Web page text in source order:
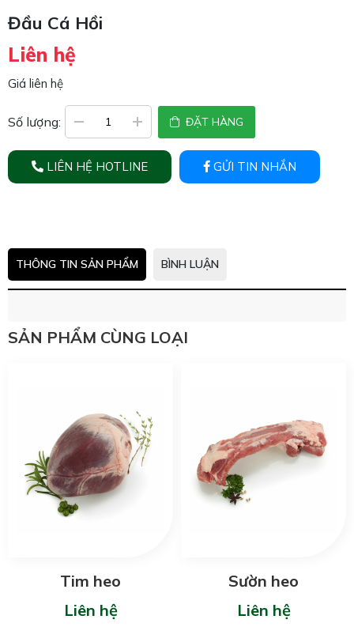
Đầu Cá Hồi
Liên hệ
Giá liên hệ
Số lượng: ĐẶT HÀNG
LIÊN HỆ HOTLINE GỬI TIN NHẮN
THÔNG TIN SẢN PHẨM BÌNH LUẬN
SẢN PHẨM CÙNG LOẠI
Tim heo
Liên hệ
Sườn heo
Liên hệ